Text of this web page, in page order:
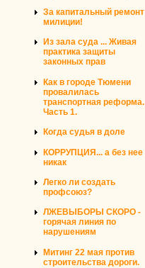
За капитальный ремонт
милиции!
Из зала суда ... Живая
практика защиты
законных прав
Как в городе Тюмени
провалилась
транспортная реформа.
Часть 1.
Когда судья в доле
КОРРУПЦИЯ... а без нее
никак
Легко ли создать
профсоюз?
ЛЖЕВЫБОРЫ СКОРО -
горячая линия по
нарушениям
Митинг 22 мая против
строительства дороги.